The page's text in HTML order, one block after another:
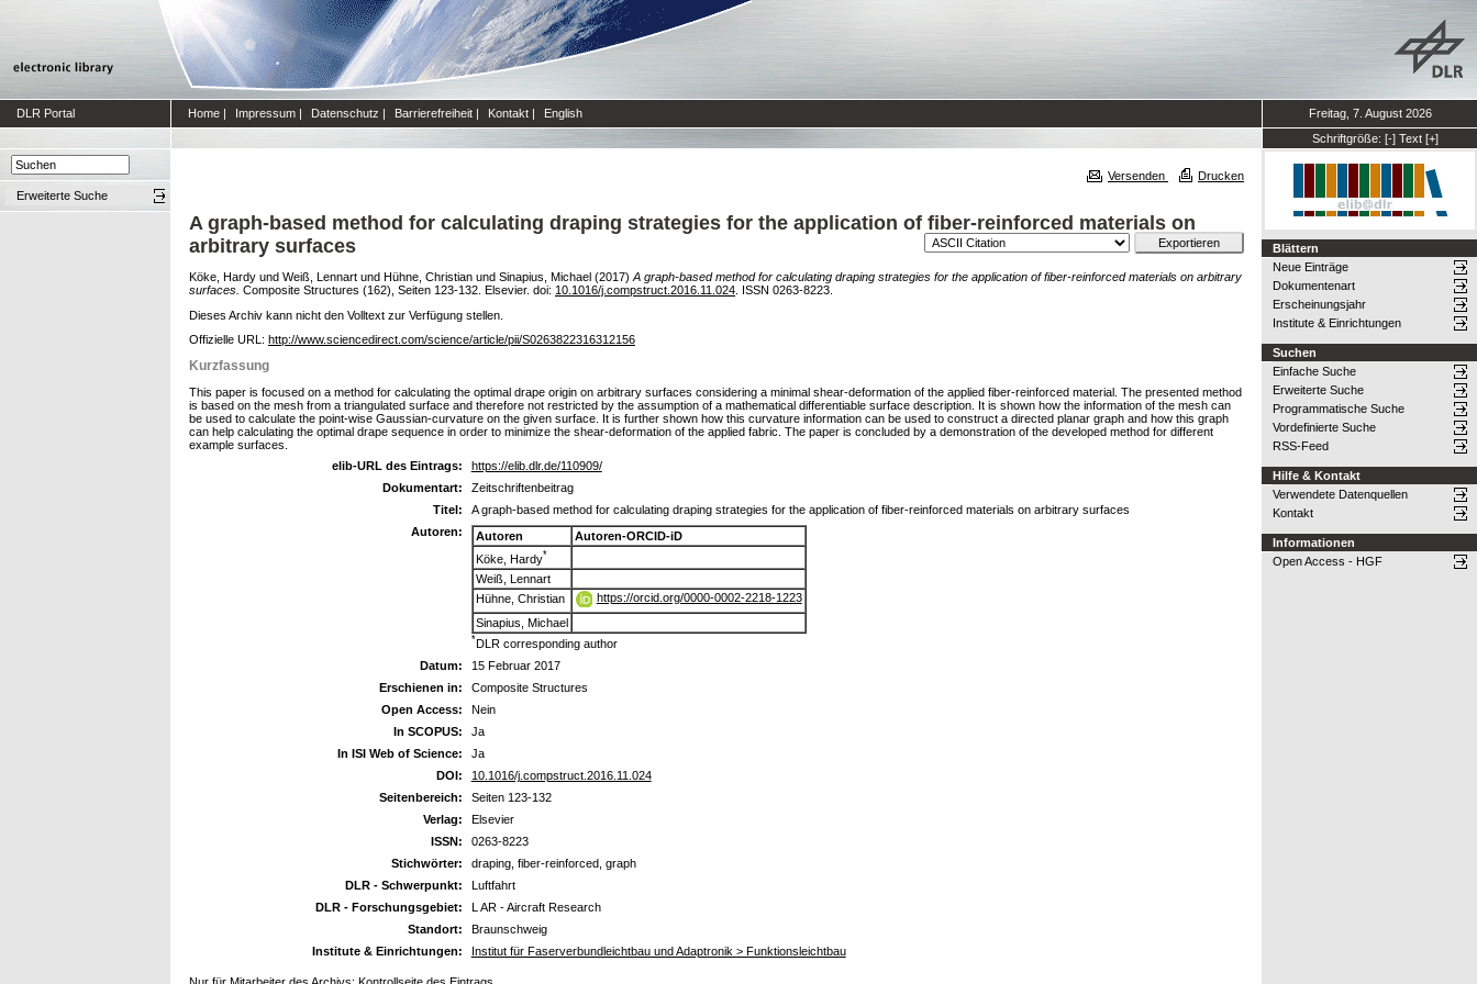
DLR Portal Home | Impressum | Datenschutz | Barrierefreiheit | Kontakt | English
Freitag, 7. August 2026
Schriftgröße: [-] Text [+]
Erweiterte Suche
Versenden Drucken
A graph-based method for calculating draping strategies for the application of fiber-reinforced materials on
arbitrary surfaces
Köke, Hardy und Weiß, Lennart und Hühne, Christian und Sinapius, Michael (2017) A graph-based method for calculating draping strategies for the application of fiber-reinforced materials on arbitrary
surfaces. Composite Structures (162), Seiten 123-132. Elsevier. doi: 10.1016/j.compstruct.2016.11.024 . ISSN 0263-8223.
Dieses Archiv kann nicht den Volltext zur Verfügung stellen.
Offizielle URL: http://www.sciencedirect.com/science/article/pii/S0263822316312156
Kurzfassung
This paper is focused on a method for calculating the optimal drape origin on arbitrary surfaces considering a minimal shear-deformation of the applied fiber-reinforced material. The presented method
is based on the mesh from a triangulated surface and therefore not restricted by the assumption of a mathematical differentiable surface description. It is shown how the information of the mesh can
be used to calculate the point-wise Gaussian-curvature on the given surface. It is further shown how this curvature information can be used to construct a directed planar graph and how this graph
can help calculating the optimal drape sequence in order to minimize the shear-deformation of the applied fabric. The paper is concluded by a demonstration of the developed method for different
example surfaces.
elib-URL des Eintrags:
https://elib.dlr.de/110909/
Dokumentart:
Zeitschriftenbeitrag
Titel:
A graph-based method for calculating draping strategies for the application of fiber-reinforced materials on arbitrary surfaces
Autoren:
Autoren
Autoren-ORCID-iD
Köke, Hardy*
Weiß, Lennart
Hühne, Christian
https://orcid.org/0000-0002-2218-1223
Sinapius, Michael
*DLR corresponding author
Datum:
15 Februar 2017
Erschienen in:
Composite Structures
Open Access:
Nein
In SCOPUS:
Ja
In ISI Web of Science:
Ja
DOI:
10.1016/j.compstruct.2016.11.024
Seitenbereich:
Seiten 123-132
Verlag:
Elsevier
ISSN:
0263-8223
Stichwörter:
draping, fiber-reinforced, graph
DLR - Schwerpunkt:
Luftfahrt
DLR - Forschungsgebiet:
L AR - Aircraft Research
Standort:
Braunschweig
Institute & Einrichtungen:
Institut für Faserverbundleichtbau und Adaptronik > Funktionsleichtbau
Blättern
Neue Einträge
Dokumentenart
Erscheinungsjahr
Institute & Einrichtungen
Suchen
Einfache Suche
Erweiterte Suche
Programmatische Suche
Vordefinierte Suche
RSS-Feed
Hilfe & Kontakt
Verwendete Datenquellen
Kontakt
Informationen
Open Access - HGF